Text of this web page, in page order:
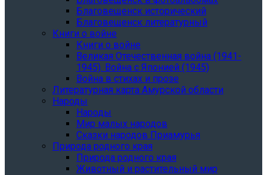
Благовещенск исторический
Благовещенск литературный
Книги о войне
Книги о войне
Великая Отечественная война (1941-
1945). Война с Японией (1945)
Война в стихах и прозе
Литературная карта Амурской области
Народы
Народы
Мир малых народов
Сказки народов Приамурья
Природа родного края
Природа родного края
Животный и растительный мир